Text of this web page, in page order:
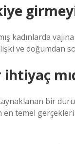
kadınlarda
ve doğumdan
bir
en temel